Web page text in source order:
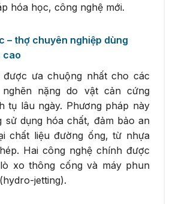
hóa học, công nghệ mới.
– thợ chuyên nghiệp dùng
cao
ưa chuộng nhất cho các
nặng do vật cản cứng
tụ lâu ngày. Phương pháp này
sử dụng hóa chất, đảm bảo an
chất liệu đường ống, từ nhựa
Hai công nghệ chính được
xo thông cống và máy phun
jetting).